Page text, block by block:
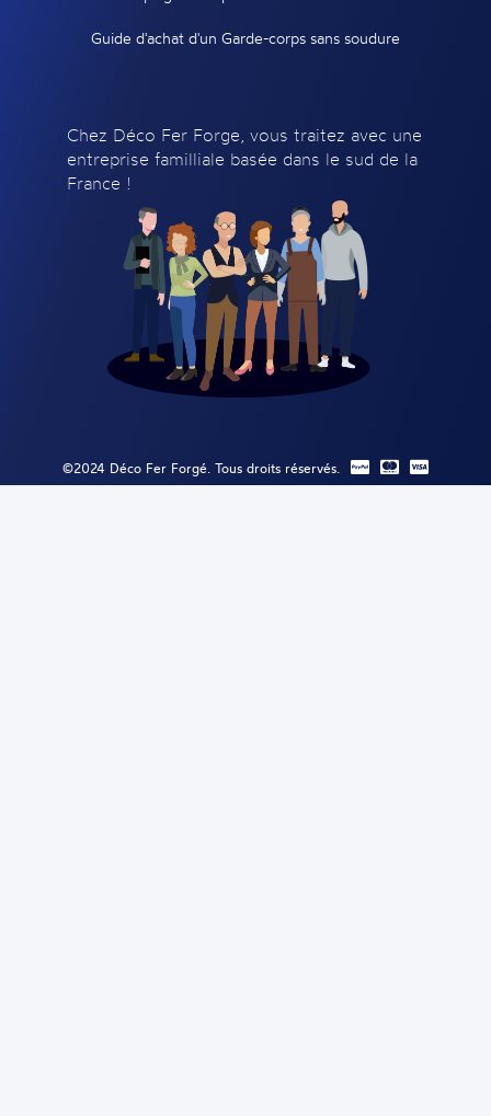
Guide d'achat d'un Garde-corps sans soudure
Chez Déco Fer Forge, vous traitez avec une
entreprise familliale basée dans le sud de la
France !
©2024 Déco Fer Forgé. Tous droits réservés.